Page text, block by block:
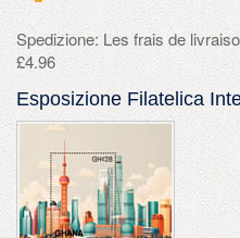
Spedizione: Les frais de
£4.96
Esposizione Filatelica